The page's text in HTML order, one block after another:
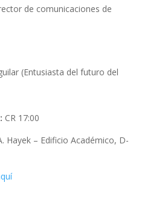
de comunicaciones de
(Entusiasta del futuro del
CR 17:00
Hayek – Edificio Académico, D-